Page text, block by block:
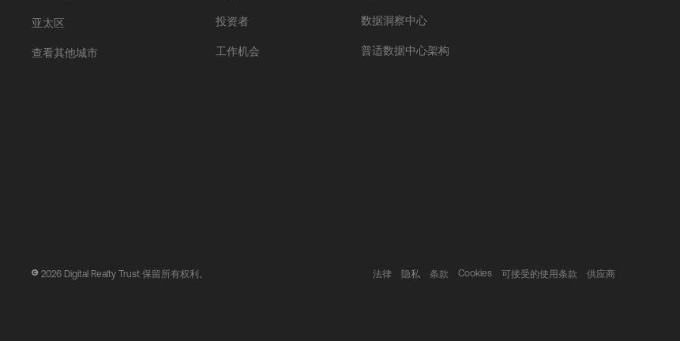
亚太区
查看其他城市
投资者
工作机会
数据洞察中心
普适数据中心架构
2026 Digital Realty Trust 保留所有权利。 法律 隐私 条款 Cookies 可接受的使用条款 供应商